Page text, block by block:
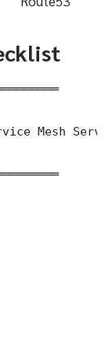
Mesh